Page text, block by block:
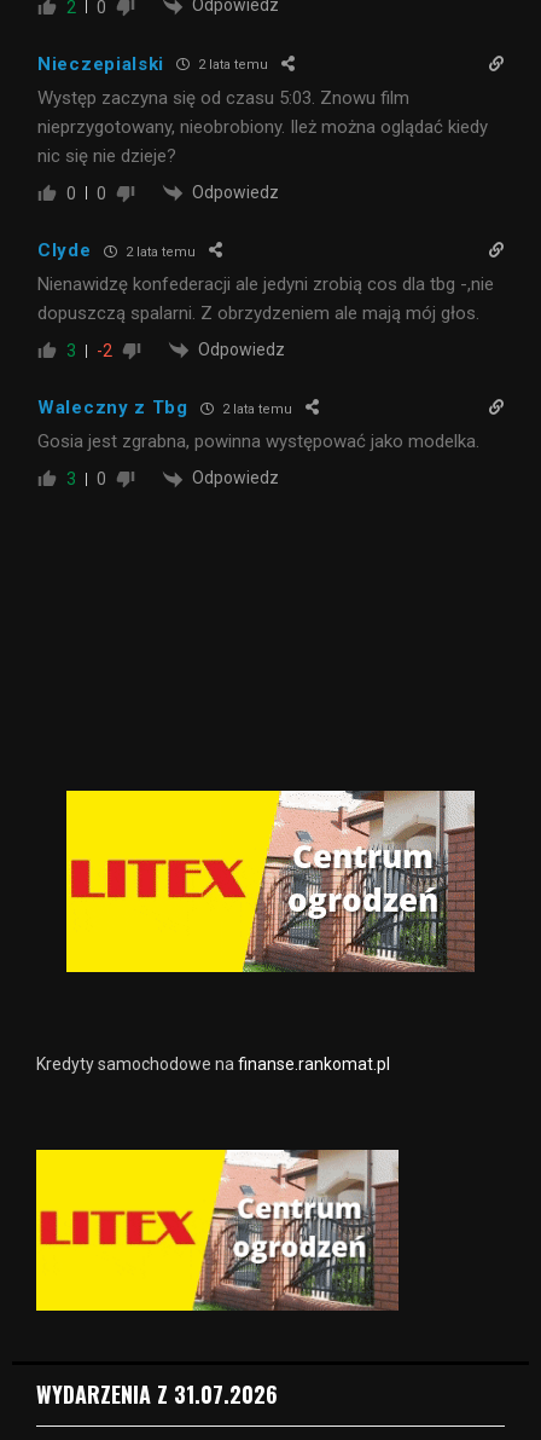
2 0 Odpowiedz
Nieczepialski 2 lata temu
Występ zaczyna się od czasu 5:03. Znowu film
nieprzygotowany, nieobrobiony. Ileż można oglądać kiedy
nic się nie dzieje?
0 0 Odpowiedz
Clyde 2 lata temu
Nienawidzę konfederacji ale jedyni zrobią cos dla tbg -,nie
dopuszczą spalarni. Z obrzydzeniem ale mają mój głos.
3 -2 Odpowiedz
Waleczny z Tbg 2 lata temu
Gosia jest zgrabna, powinna występować jako modelka.
3 0 Odpowiedz
Kredyty samochodowe na finanse.rankomat.pl
WYDARZENIA Z 31.07.2026